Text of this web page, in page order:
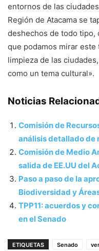
entornos de las
Región de Atacama se
deshechos de todo tipo,
que podamos mirar este
limpieza de las
como un tema cultural».
Noticias
Comisión de
análisis detallado de
Comisión de Medio
salida de EE.UU del
Paso a paso de la
Biodiversidad y
TPP11: acuerdos y
en el Senado
ETIQUETAS Senado